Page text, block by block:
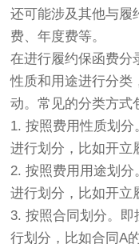
还可能涉及其他与履
费、年度费等。
在进行履约保函费分
性质和用途进行分类
动。常见的分类方式
1. 按照费用性质划
进行划分，比如开立
2. 按照费用用途划
进行划分，比如开立
3. 按照合同划分。
行划分，比如合同A